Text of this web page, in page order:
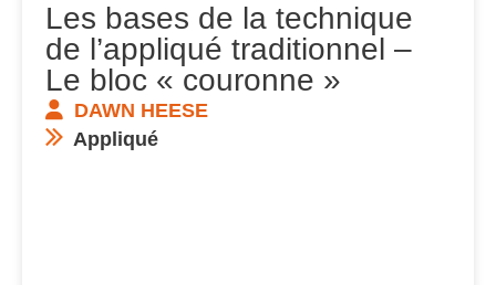
Les bases de la technique
de l’appliqué traditionnel –
Le bloc « couronne »
DAWN HEESE
Appliqué